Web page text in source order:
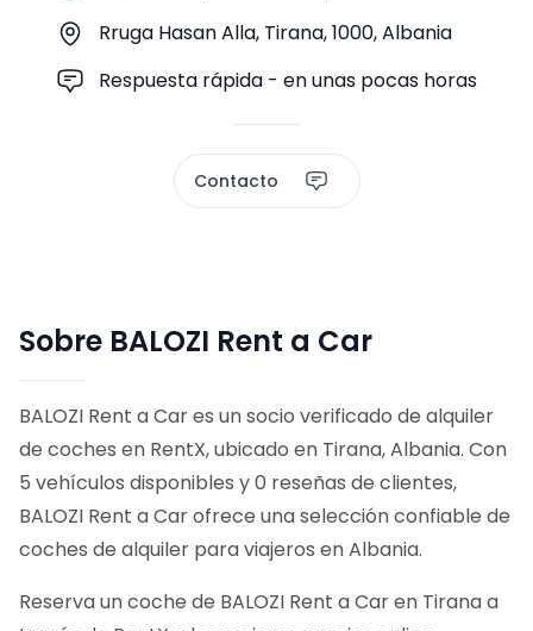
Rruga Hasan Alla, Tirana, 1000, Albania
Respuesta rápida - en unas pocas horas
Contacto
Sobre BALOZI Rent a Car
BALOZI Rent a Car es un socio verificado de alquiler
de coches en RentX, ubicado en Tirana, Albania. Con
5 vehículos disponibles y 0 reseñas de clientes,
BALOZI Rent a Car ofrece una selección confiable de
coches de alquiler para viajeros en Albania.
Reserva un coche de BALOZI Rent a Car en Tirana a